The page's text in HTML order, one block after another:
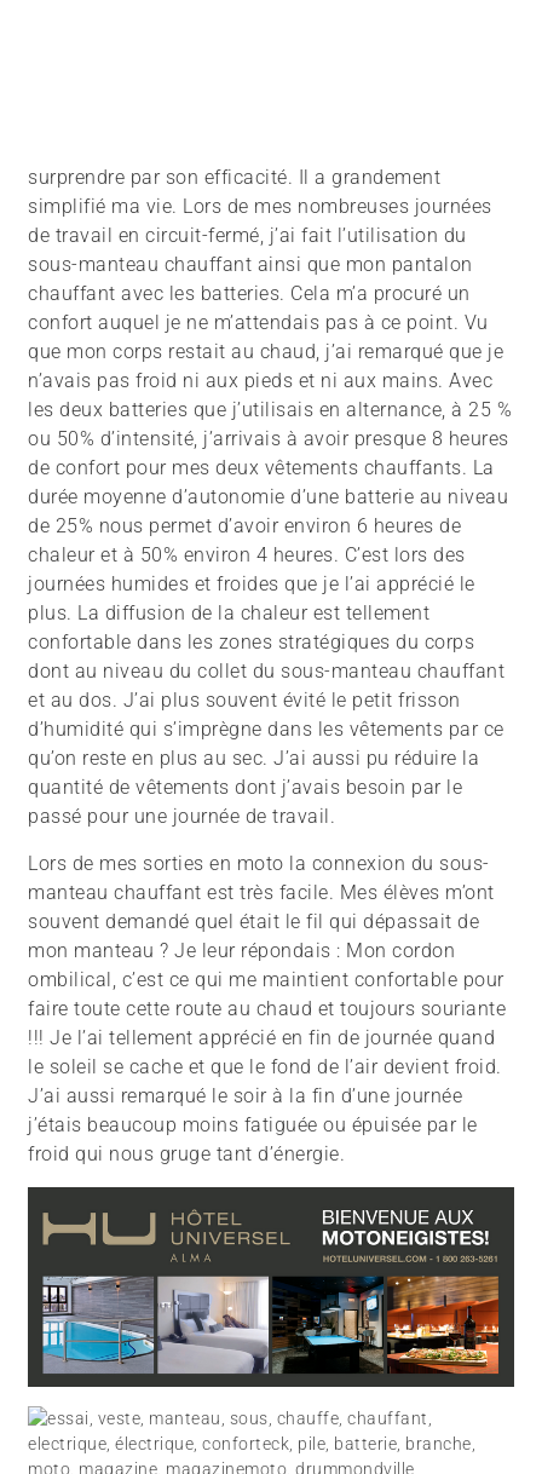
surprendre par son efficacité. Il a grandement
simplifié ma vie. Lors de mes nombreuses journées
de travail en circuit-fermé, j’ai fait l’utilisation du
sous-manteau chauffant ainsi que mon pantalon
chauffant avec les batteries. Cela m’a procuré un
confort auquel je ne m’attendais pas à ce point. Vu
que mon corps restait au chaud, j’ai remarqué que je
n’avais pas froid ni aux pieds et ni aux mains. Avec
les deux batteries que j’utilisais en alternance, à 25 %
ou 50% d’intensité, j’arrivais à avoir presque 8 heures
de confort pour mes deux vêtements chauffants. La
durée moyenne d’autonomie d’une batterie au niveau
de 25% nous permet d’avoir environ 6 heures de
chaleur et à 50% environ 4 heures. C’est lors des
journées humides et froides que je l’ai apprécié le
plus. La diffusion de la chaleur est tellement
confortable dans les zones stratégiques du corps
dont au niveau du collet du sous-manteau chauffant
et au dos. J’ai plus souvent évité le petit frisson
d’humidité qui s’imprègne dans les vêtements par ce
qu’on reste en plus au sec. J’ai aussi pu réduire la
quantité de vêtements dont j’avais besoin par le
passé pour une journée de travail.
Lors de mes sorties en moto la connexion du sous-
manteau chauffant est très facile. Mes élèves m’ont
souvent demandé quel était le fil qui dépassait de
mon manteau ? Je leur répondais : Mon cordon
ombilical, c’est ce qui me maintient confortable pour
faire toute cette route au chaud et toujours souriante
!!! Je l’ai tellement apprécié en fin de journée quand
le soleil se cache et que le fond de l’air devient froid.
J’ai aussi remarqué le soir à la fin d’une journée
j’étais beaucoup moins fatiguée ou épuisée par le
froid qui nous gruge tant d’énergie.